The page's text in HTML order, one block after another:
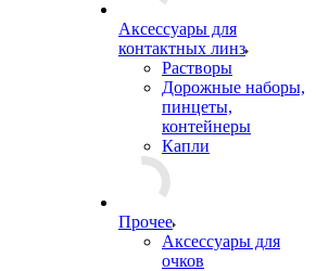
Аксессуары для
контактных линз
Растворы
Дорожные наборы,
пинцеты,
контейнеры
Капли
Прочее
Аксессуары для
очков